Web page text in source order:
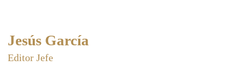
Jesús García
Editor Jefe